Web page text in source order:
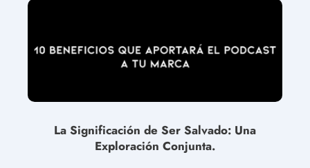
La Significación de Ser Salvado: Una
Exploración Conjunta.